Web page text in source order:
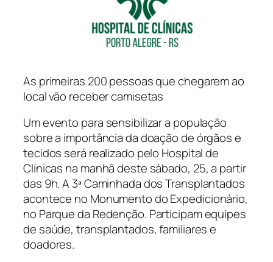
As primeiras 200 pessoas que chegarem ao
local vão receber camisetas
Um evento para sensibilizar a população
sobre a importância da doação de órgãos e
tecidos será realizado pelo Hospital de
Clínicas na manhã deste sábado, 25, a partir
das 9h. A 3ª Caminhada dos Transplantados
acontece no Monumento do Expedicionário,
no Parque da Redenção. Participam equipes
de saúde, transplantados, familiares e
doadores.